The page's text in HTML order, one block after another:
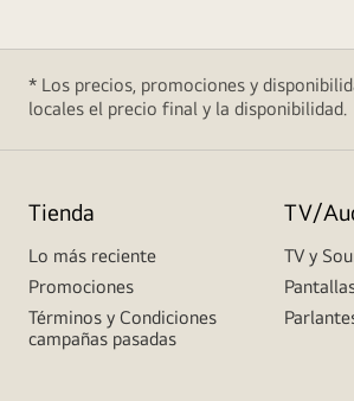
extra
tarjetas
Itaú
Banco
BICE
* Los precios, promociones y
locales el precio final y la disponibilidad.
Tienda
Lo más reciente
Promociones
Términos y Condiciones
campañas pasadas
TV/
TV y